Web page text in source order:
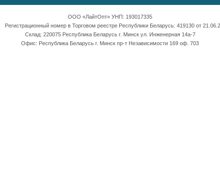
ООО «ЛайтОпт» УНП: 193017335
Регистрационный номер в Торговом реестре Республики Беларусь: 419130 от
Склад: 220075 Республика Беларусь г. Минск ул. Инженерная 14а-7
Офис: Республика Беларусь г. Минск пр-т Независимости 169 оф. 703